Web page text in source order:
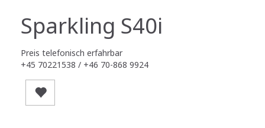
Sparkling S40i
Preis telefonisch erfahrbar
+45 70221538 / +46 70-868 9924